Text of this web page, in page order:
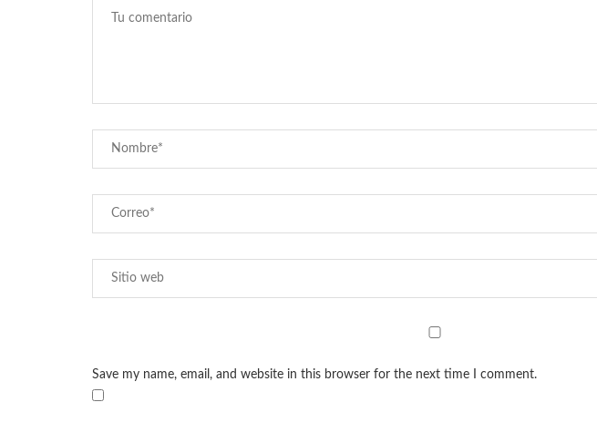
Save my name, email, and website in this browser for the next time I comment.